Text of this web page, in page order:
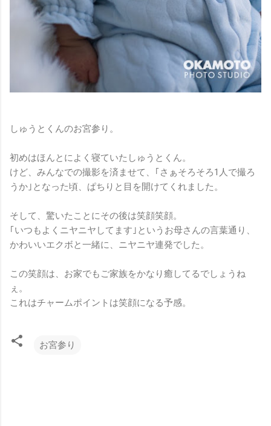
しゅうとくんのお宮参り。
初めはほんとによく寝ていたしゅうとくん。
けど、みんなでの撮影を済ませて、｢さぁそろそろ1人で撮ろ
うか｣となった頃、ぱちりと目を開けてくれました。
そして、驚いたことにその後は笑顔笑顔。
｢いつもよくニヤニヤしてます｣というお母さんの言葉通り、
かわいいエクボと一緒に、ニヤニヤ連発でした。
この笑顔は、お家でもご家族をかなり癒してるでしょうね
ぇ。
これはチャームポイントは笑顔になる予感。
お宮参り